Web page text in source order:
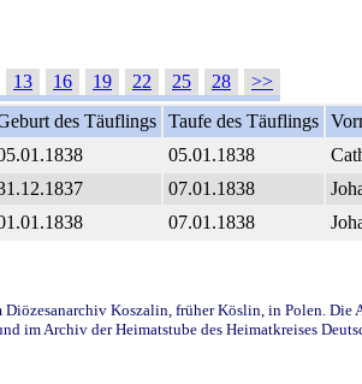
13 16 19 22 25 28
>>
des Täuflings Taufe des Täuflings
05.01.1838
07.01.1838
07.01.1838
Koszalin, früher Köslin, in Polen.
im Archiv der Heimatstube des Heimatkreises